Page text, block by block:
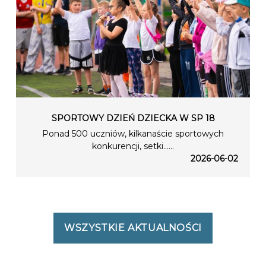
SPORTOWY DZIEŃ DZIECKA W SP 18
Ponad 500 uczniów, kilkanaście sportowych
konkurencji, setki…...
2026-06-02
WSZYSTKIE AKTUALNOŚCI